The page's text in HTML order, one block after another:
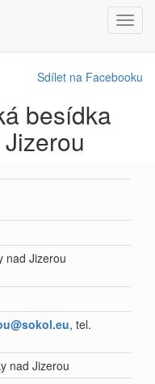
Sdílet na Facebooku
besídka
nad Jizerou
, tel.
nad Jizerou